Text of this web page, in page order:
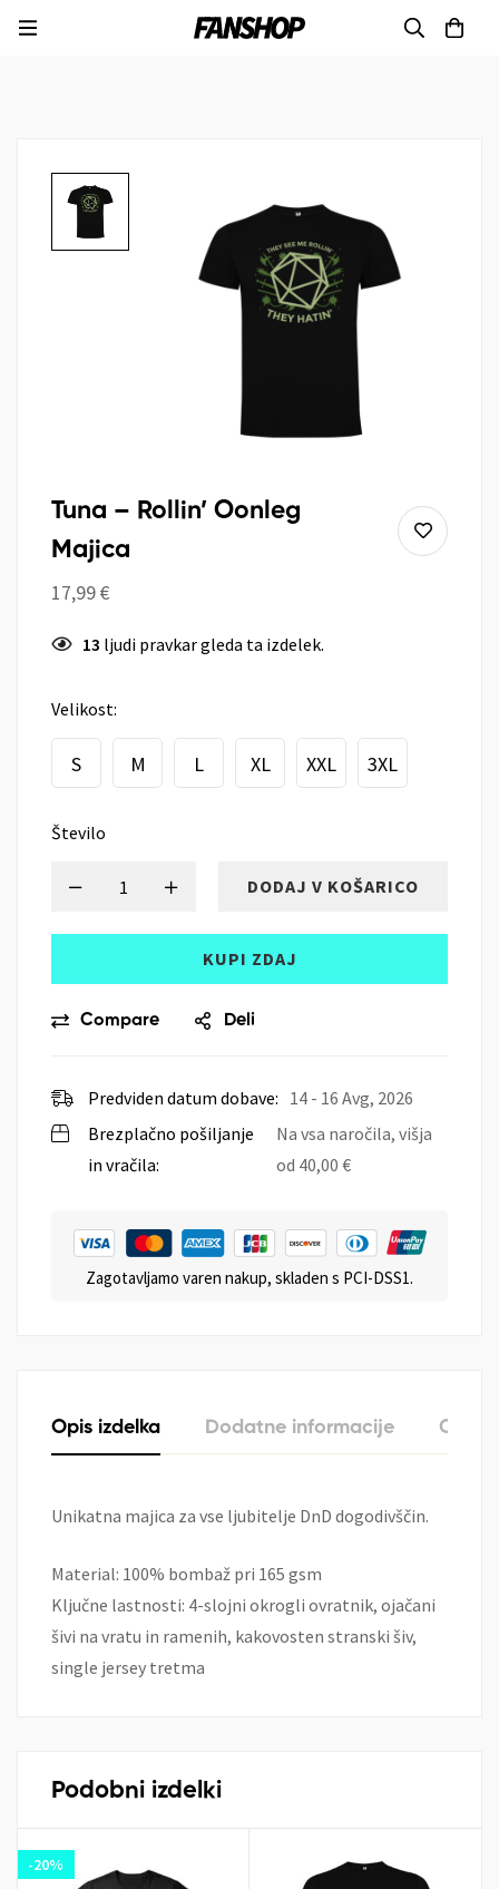
Tuna – Rollin’ Oonleg
Majica
17,99€
13 ljudi pravkar gleda ta izdelek.
Velikost:
S M L XL XXL 3XL
Število
DODAJ V KOŠARICO
KUPI ZDAJ
Compare Deli
Predviden datum dobave: 14 - 16 Avg, 2026
Brezplačno pošiljanje
in vračila:
Na vsa naročila, višja
od 40,00 €
Zagotavljamo varen nakup, skladen s PCI-DSS1.
Opis izdelka Dodatne informacije O
Unikatna majica za vse ljubitelje DnD dogodivščin.
Material: 100% bombaž pri 165 gsm
Ključne lastnosti: 4-slojni okrogli ovratnik, ojačani
šivi na vratu in ramenih, kakovosten stranski šiv,
single jersey tretma
Podobni izdelki
-20%